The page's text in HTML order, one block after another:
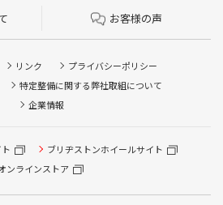
お客様の声
リンク
プライバシーポリシー
特定整備に関する弊社取組について
企業情報
ブリヂストンホイールサイト
ンラインストア